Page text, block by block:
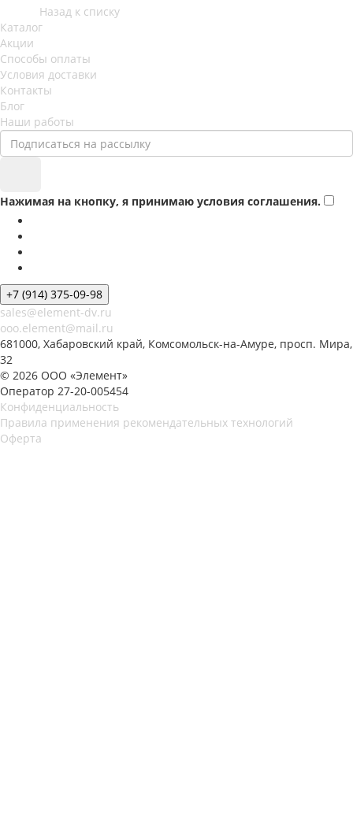
Назад к списку
Каталог
Акции
Способы оплаты
Условия доставки
Контакты
Блог
Наши работы
Нажимая на кнопку, я принимаю условия соглашения.
+7 (914) 375-09-98
sales@element-dv.ru
ooo.element@mail.ru
681000, Хабаровский край, Комсомольск-на-Амуре, просп. Мира,
32
© 2026 ООО «Элемент»
Оператор 27-20-005454
Конфиденциальность
Правила применения рекомендательных технологий
Оферта